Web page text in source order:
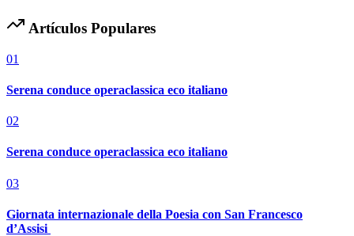
Artículos Populares
01
Serena conduce operaclassica eco italiano
02
Serena conduce operaclassica eco italiano
03
Giornata internazionale della Poesia con San Francesco
d’Assisi